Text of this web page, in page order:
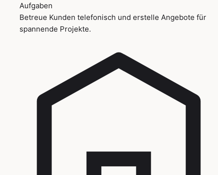
Aufgaben
Betreue Kunden telefonisch und erstelle Angebote für
spannende Projekte.